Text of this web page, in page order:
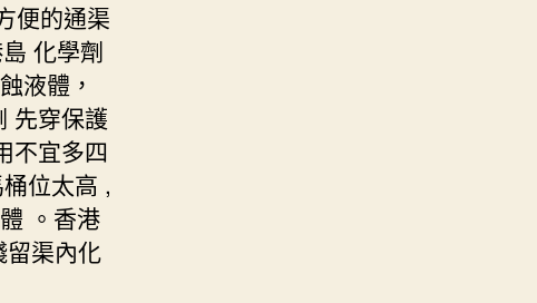
便的通渠
化學劑
液體，
先穿保護
不宜多四
位太高 ,
。香港
留渠內化